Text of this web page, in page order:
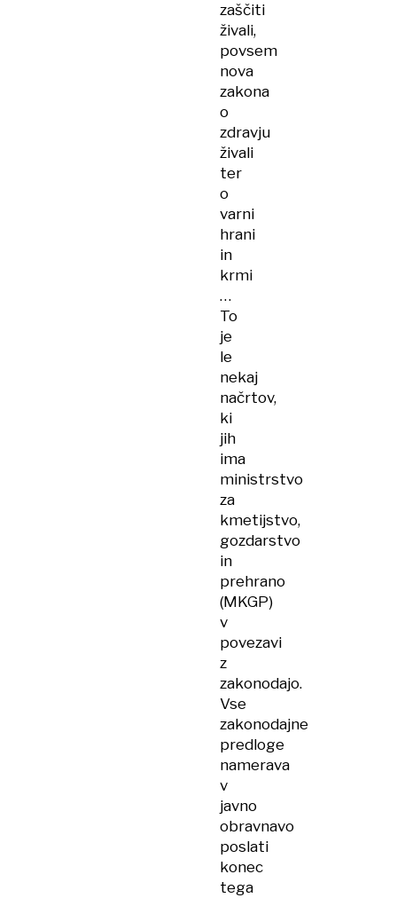
zaščiti
živali,
povsem
nova
zakona
o
zdravju
živali
ter
o
varni
hrani
in
krmi
…
To
je
le
nekaj
načrtov,
ki
jih
ima
ministrstvo
za
kmetijstvo,
gozdarstvo
in
prehrano
(MKGP)
v
povezavi
z
zakonodajo.
Vse
zakonodajne
predloge
namerava
v
javno
obravnavo
poslati
konec
tega